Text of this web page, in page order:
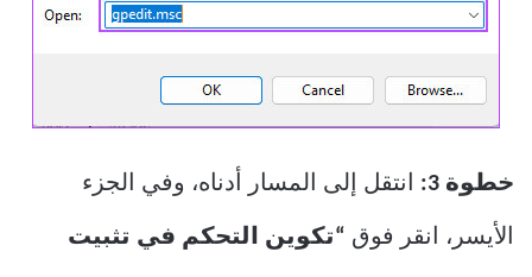
خطوة 3: انتقل إلى المسار أدناه، وفي الجزء
الأيسر، انقر فوق “تكوين التحكم في تثبيت